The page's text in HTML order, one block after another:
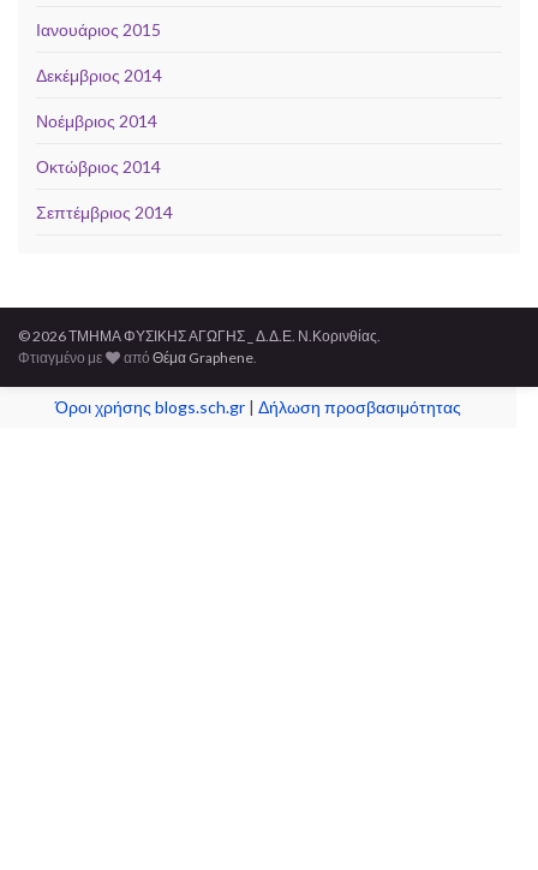
Ιανουάριος 2015
Δεκέμβριος 2014
Νοέμβριος 2014
Οκτώβριος 2014
Σεπτέμβριος 2014
© 2026 ΤΜΗΜΑ ΦΥΣΙΚΗΣ ΑΓΩΓΗΣ _ Δ.Δ.Ε. Ν.Κορινθίας.
Φτιαγμένο με
απόΘέμα Graphene.
Όροι χρήσης blogs.sch.gr |Δήλωση προσβασιμότητας